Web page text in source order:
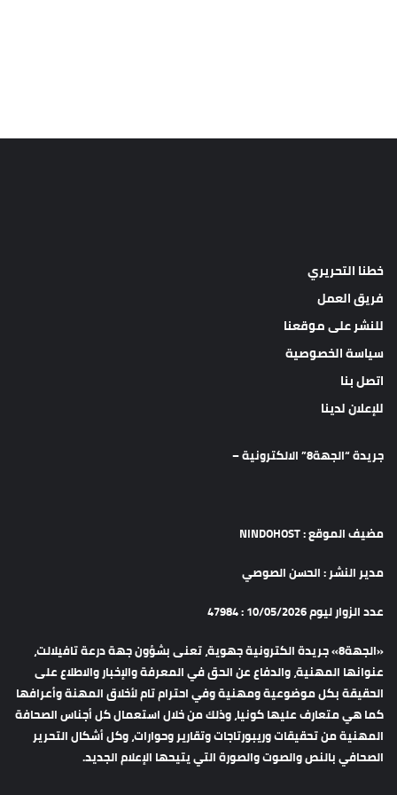
خطنا التحريري
فريق العمل
للنشر على موقعنا
سياسة الخصوصية
اتصل بنا
للإعلان لدينا
جريدة “الجهة8” الالكترونية –
مضيف الموقع : NINDOHOST
مدير النشر : الحسن الصوصي
عدد الزوار ليوم 10/05/2026 : 47984
«الجهة8» جريدة الكترونية جهوية، تعنى بشؤون جهة درعة تافيلالت،
عنوانها المهنية، والدفاع عن الحق في المعرفة والإخبار والاطلاع على
الحقيقة بكل موضوعية ومهنية وفي احترام تام لأخلاق المهنة وأعرافها
كما هي متعارف عليها كونيا، وذلك من خلال استعمال كل أجناس الصحافة
المهنية من تحقيقات وريبورتاجات وتقارير وحوارات، وكل أشكال التحرير
الصحافي بالنص والصوت والصورة التي يتيحها الإعلام الجديد.